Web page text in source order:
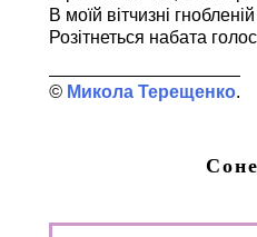
В моїй вітчизні гнобленій
Розітнеться набата
Микола Терещенко